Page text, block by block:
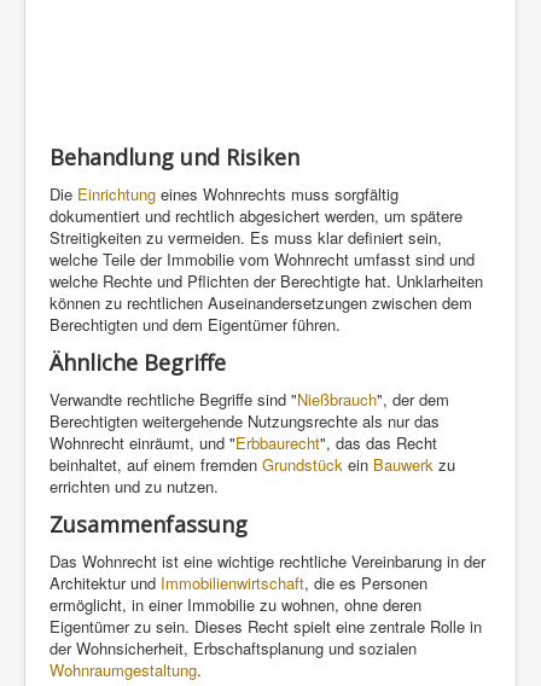
Behandlung und Risiken
Die Einrichtung eines Wohnrechts muss sorgfältig
dokumentiert und rechtlich abgesichert werden, um spätere
Streitigkeiten zu vermeiden. Es muss klar definiert sein,
welche Teile der Immobilie vom Wohnrecht umfasst sind und
welche Rechte und Pflichten der Berechtigte hat. Unklarheiten
können zu rechtlichen Auseinandersetzungen zwischen dem
Berechtigten und dem Eigentümer führen.
Ähnliche Begriffe
Verwandte rechtliche Begriffe sind "Nießbrauch", der dem
Berechtigten weitergehende Nutzungsrechte als nur das
Wohnrecht einräumt, und "Erbbaurecht", das das Recht
beinhaltet, auf einem fremden Grundstück ein Bauwerk zu
errichten und zu nutzen.
Zusammenfassung
Das Wohnrecht ist eine wichtige rechtliche Vereinbarung in der
Architektur und Immobilienwirtschaft, die es Personen
ermöglicht, in einer Immobilie zu wohnen, ohne deren
Eigentümer zu sein. Dieses Recht spielt eine zentrale Rolle in
der Wohnsicherheit, Erbschaftsplanung und sozialen
Wohnraumgestaltung.